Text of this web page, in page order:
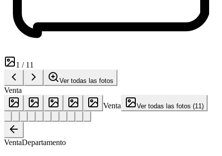
1 / 11
Ver todas las fotos
Venta
Venta
Ver todas las fotos (11)
VentaDepartamento